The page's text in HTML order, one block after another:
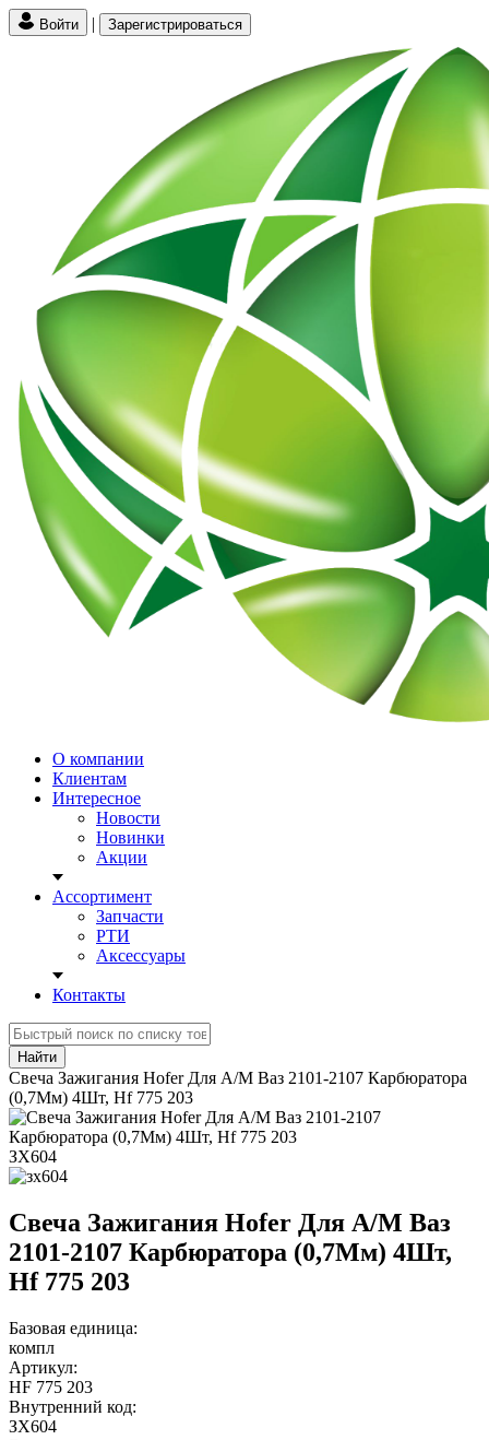
Войти | Зарегистрироваться
О компании
Клиентам
Интересное
Новости
Новинки
Акции
Ассортимент
Запчасти
РТИ
Аксессуары
Контакты
Найти
Свеча Зажигания Hofer Для А/М Ваз 2101-2107 Карбюратора
(0,7Мм) 4Шт, Hf 775 203
ЗХ604
Свеча Зажигания Hofer Для А/М Ваз
2101-2107 Карбюратора (0,7Мм) 4Шт,
Hf 775 203
Базовая единица:
компл
Артикул:
HF 775 203
Внутренний код:
ЗХ604